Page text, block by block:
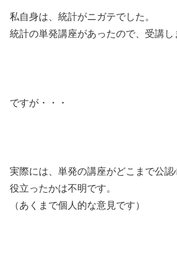
私自身は、統計がニガテでした。
統計の単発講座があったので、受講し
ですが・・・
実際には、単発の講座がどこまで公認
役立ったかは不明です。
（あくまで個人的な意見です）